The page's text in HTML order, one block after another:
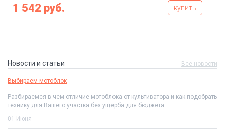
1 542 руб. купить
Новости и статьи Все новости
Выбираем мотоблок
Разбираемся в чем отличие мотоблока от культиватора и как подобрать
технику для Вашего участка без ущерба для бюджета
01 Июня